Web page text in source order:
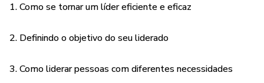
1. Como se tornar um líder eficiente e eficaz
2. Definindo o objetivo do seu liderado
3. Como liderar pessoas com diferentes necessidades